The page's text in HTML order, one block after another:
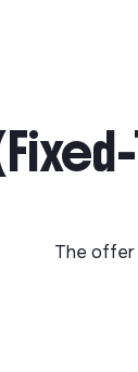
The offer